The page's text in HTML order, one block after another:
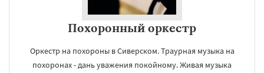
Похоронный оркестр
Оркестр на похороны в Сиверском. Траурная музыка на
похоронах - дань уважения покойному. Живая музыка